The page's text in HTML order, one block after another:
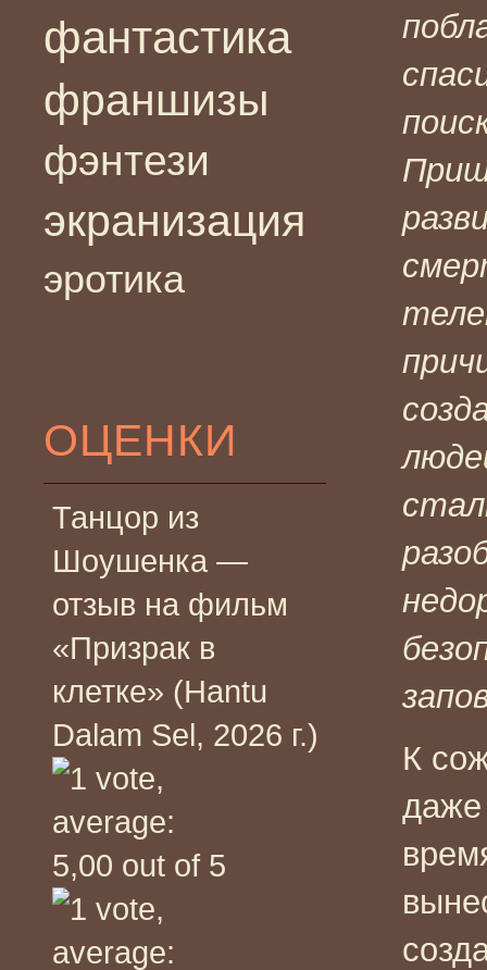
фантастика
франшизы
фэнтези
экранизация
эротика
ОЦЕНКИ
Танцор из
Шоушенка —
отзыв на фильм
«Призрак в
клетке» (Hantu
Dalam Sel, 2026 г.)
К
даже